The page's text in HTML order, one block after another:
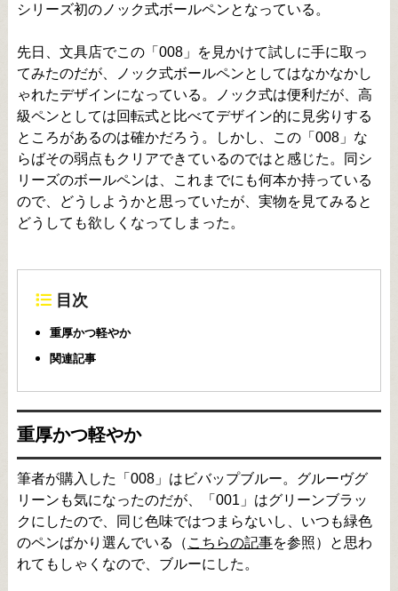
シリーズ初のノック式ボールペンとなっている。
先日、文具店でこの「008」を見かけて試しに手に取っ
てみたのだが、ノック式ボールペンとしてはなかなかし
ゃれたデザインになっている。ノック式は便利だが、高
級ペンとしては回転式と比べてデザイン的に見劣りする
ところがあるのは確かだろう。しかし、この「008」な
らばその弱点もクリアできているのではと感じた。同シ
リーズのボールペンは、これまでにも何本か持っている
ので、どうしようかと思っていたが、実物を見てみると
どうしても欲しくなってしまった。
目次
重厚かつ軽やか
関連記事
重厚かつ軽やか
筆者が購入した「008」はビバップブルー。グルーヴグ
リーンも気になったのだが、「001」はグリーンブラッ
クにしたので、同じ色味ではつまらないし、いつも緑色
のペンばかり選んでいる（ こちらの記事を参照）と思わ
れてもしゃくなので、ブルーにした。